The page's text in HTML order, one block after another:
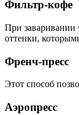
Фильтр-кофе
При заваривании
оттенки,
Френч-пресс
Этот способ
Аэропресс